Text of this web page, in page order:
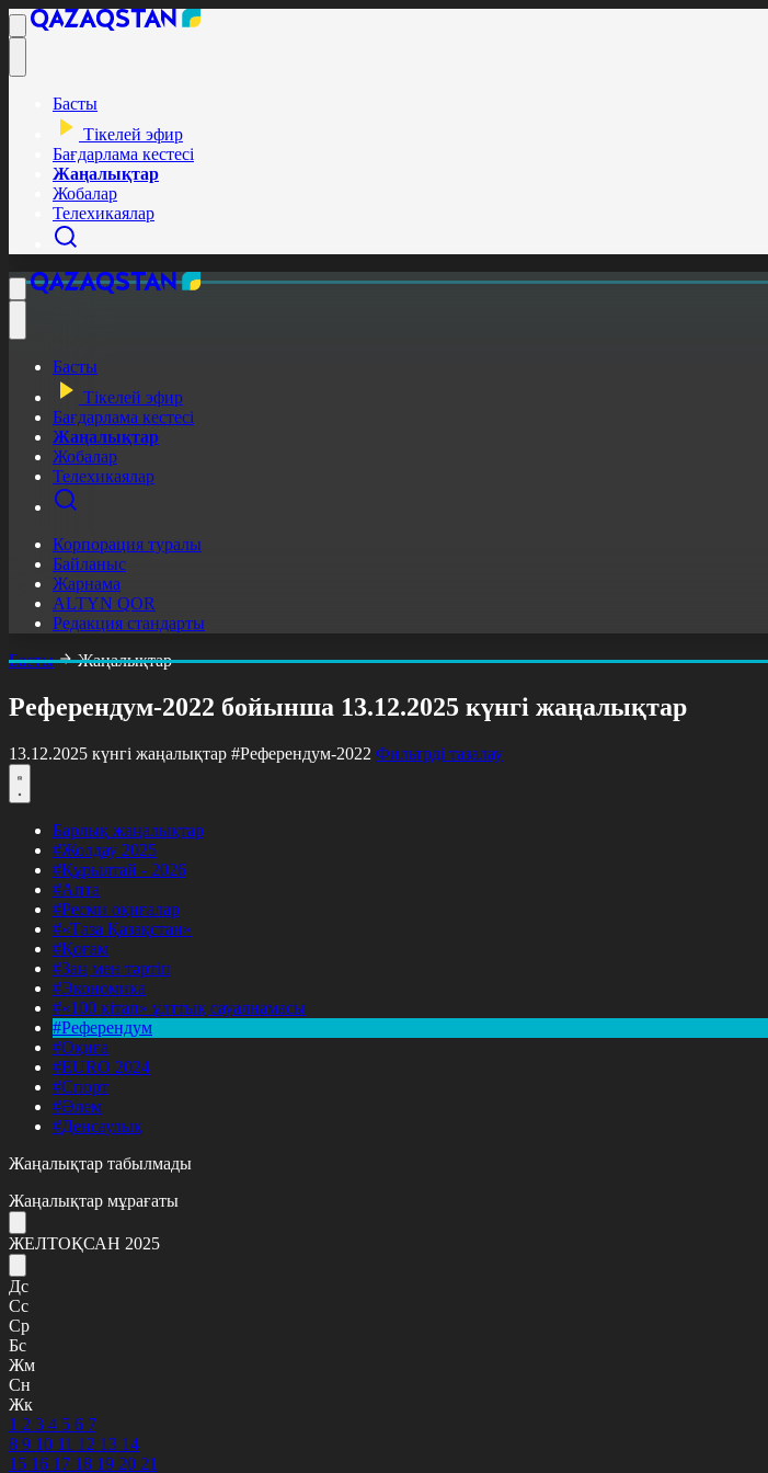
Басты
Тікелей эфир
Бағдарлама кестесі
Жаңалықтар
Жобалар
Телехикаялар
Басты
Тікелей эфир
Бағдарлама кестесі
Жаңалықтар
Жобалар
Телехикаялар
Корпорация туралы
Байланыс
Жарнама
ALTYN QOR
Редакция стандарты
Басты
Жаңалықтар
Референдум-2022 бойынша 13.12.2025 күнгі жаңалықтар
13.12.2025 күнгі жаңалықтар #Референдум-2022 Фильтрді тазалау
Барлық жаңалықтар
#Жолдау 2025
#Құрылтай - 2026
#Апта
#Ресми оқиғалар
#«Таза Қазақстан»
#Қоғам
#Заң мен тәртіп
#Экономика
#«100 кітап» ұлттық сауалнамасы
#Референдум
#Оқиға
#EURO 2024
#Спорт
#Әлем
#Денсаулық
Жаңалықтар табылмады
Жаңалықтар мұрағаты
ЖЕЛТОҚСАН 2025
Дс
Сс
Ср
Бс
Жм
Сн
Жк
1 2 3 4 5 6 7
8 9 10 11 12 13 14
15 16 17 18 19 20 21